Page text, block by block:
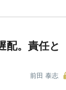
配。責任と
前田 泰志